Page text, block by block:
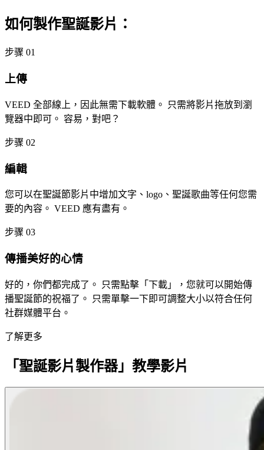
如何製作聖誕影片：
步骤 01
上傳
VEED 全部線上，因此無需下載軟體。 只需將影片拖放到瀏
覽器中即可。 容易，對吧？
步骤 02
編輯
您可以在聖誕節影片中增加文字、logo、聖誕歌曲等任何您需
要的內容。 VEED 應有盡有。
步骤 03
傳播美好的心情
好的，你們都完成了。 只需點擊「下載」，您就可以開始傳
播聖誕節的祝福了。 只需單擊一下即可調整大小以符合任何
社群媒體平台。
了解更多
「聖誕影片製作器」教學影片